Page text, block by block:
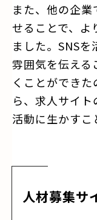
また、他の企
せることで、よ
ました。SNS
雰囲気を伝える
くことができ
ら、求人サイ
活動に生かすこ
人材募集サ